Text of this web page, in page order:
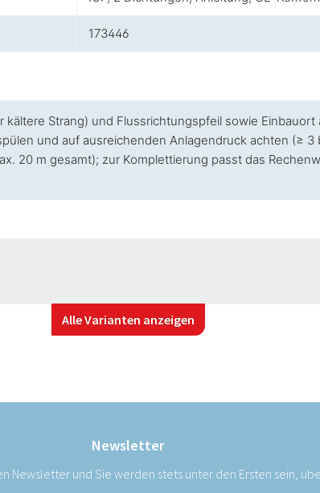
173446
Strang) und Flussrichtungspfeil sowie
und auf ausreichenden Anlagendruck achten (≥
20 m gesamt); zur Komplettierung passt das
Alle Varianten anzeigen
Newsletter
Newsletter und Sie werden stets unter den Ersten sein,